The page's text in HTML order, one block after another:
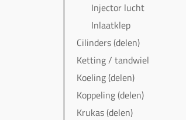
Injector lucht
Inlaatklep
Cilinders (delen)
Ketting / tandwiel
Koeling (delen)
Koppeling (delen)
Krukas (delen)